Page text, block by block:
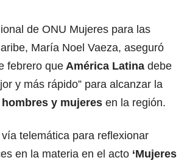
de ONU Mujeres para las
María Noel Vaeza, aseguró
febrero que América Latina debe
y más rápido” para alcanzar la
y mujeres en la región.
telemática para reflexionar
en la materia en el acto ‘Mujeres